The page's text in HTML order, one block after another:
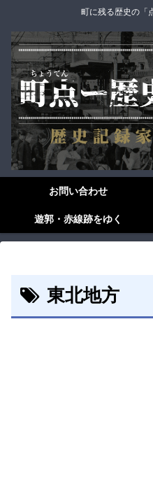
町に残る歴史の「
お問い合わせ
遊郭・赤線跡をゆく
東北地方